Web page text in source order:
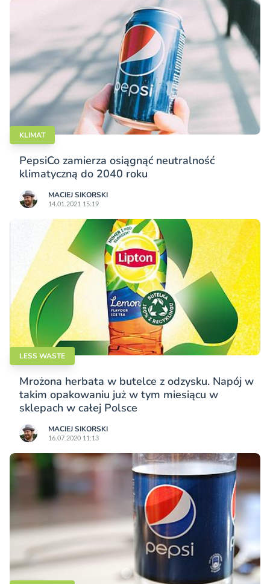
KLIMAT
PepsiCo zamierza osiągnąć neutralność
klimatyczną do 2040 roku
MACIEJ SIKORSKI
14.01.2021 15:19
LESS WASTE
Mrożona herbata w butelce z odzysku. Napój w
takim opakowaniu już w tym miesiącu w
sklepach w całej Polsce
MACIEJ SIKORSKI
16.07.2020 11:13